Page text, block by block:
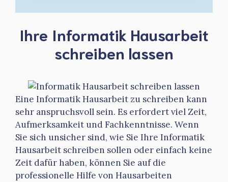
Ihre Informatik Hausarbeit
schreiben lassen
Eine Informatik Hausarbeit zu schreiben kann
sehr anspruchsvoll sein. Es erfordert viel Zeit,
Aufmerksamkeit und Fachkenntnisse. Wenn
Sie sich unsicher sind, wie Sie Ihre Informatik
Hausarbeit schreiben sollen oder einfach keine
Zeit dafür haben, können Sie auf die
professionelle Hilfe von Hausarbeiten